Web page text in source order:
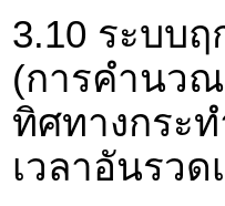
3.10 ระบบ
(การคำนว
ทิศทางกระ
เวลาอันรวด